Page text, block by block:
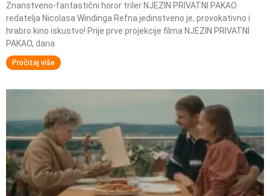
Znanstveno-fantastični horor triler NJEZIN PRIVATNI PAKAO
redatelja Nicolasa Windinga Refna jedinstveno je, provokativno i
hrabro kino iskustvo! Prije prve projekcije filma NJEZIN PRIVATNI
PAKAO, dana
Pročitaj više